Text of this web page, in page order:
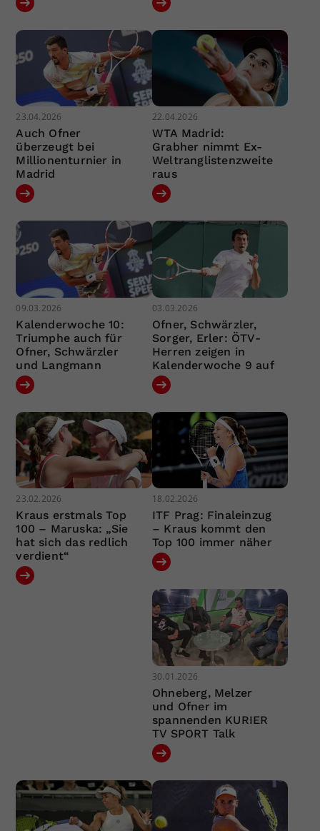
23.04.2026
Auch Ofner
überzeugt bei
Millionenturnier in
Madrid
22.04.2026
WTA Madrid:
Grabher nimmt Ex-
Weltranglistenzweite
raus
09.03.2026
Kalenderwoche 10:
Triumphe auch für
Ofner, Schwärzler
und Langmann
03.03.2026
Ofner, Schwärzler,
Sorger, Erler: ÖTV-
Herren zeigen in
Kalenderwoche 9 auf
23.02.2026
Kraus erstmals Top
100 – Maruska: „Sie
hat sich das redlich
verdient“
18.02.2026
ITF Prag: Finaleinzug
– Kraus kommt den
Top 100 immer näher
30.01.2026
Ohneberg, Melzer
und Ofner im
spannenden KURIER
TV SPORT Talk